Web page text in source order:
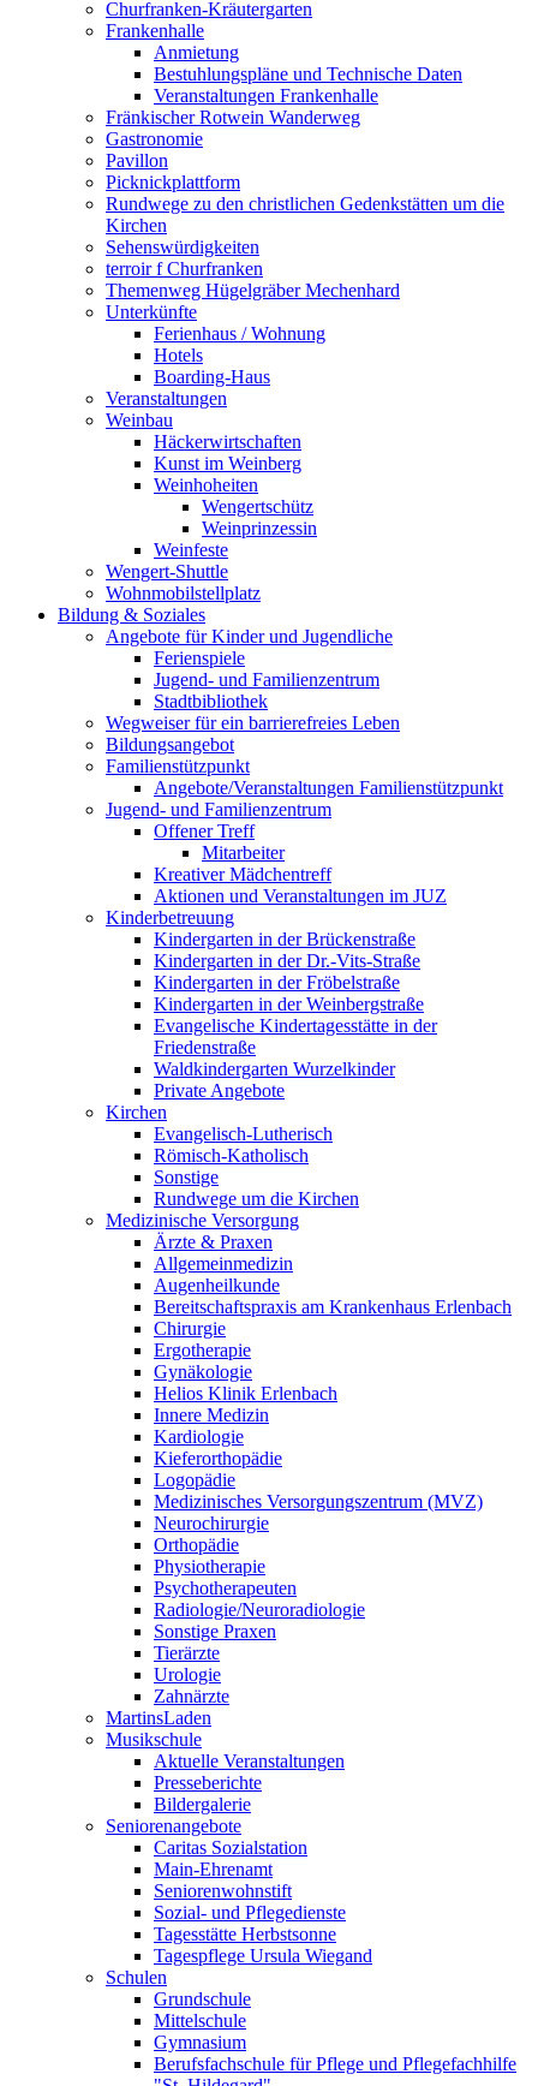
Churfranken-Kräutergarten
Frankenhalle
Anmietung
Bestuhlungspläne und Technische Daten
Veranstaltungen Frankenhalle
Fränkischer Rotwein Wanderweg
Gastronomie
Pavillon
Picknickplattform
Rundwege zu den christlichen Gedenkstätten um die
Kirchen
Sehenswürdigkeiten
terroir f Churfranken
Themenweg Hügelgräber Mechenhard
Unterkünfte
Ferienhaus / Wohnung
Hotels
Boarding-Haus
Veranstaltungen
Weinbau
Häckerwirtschaften
Kunst im Weinberg
Weinhoheiten
Wengertschütz
Weinprinzessin
Weinfeste
Wengert-Shuttle
Wohnmobilstellplatz
Bildung & Soziales
Angebote für Kinder und Jugendliche
Ferienspiele
Jugend- und Familienzentrum
Stadtbibliothek
Wegweiser für ein barrierefreies Leben
Bildungsangebot
Familienstützpunkt
Angebote/Veranstaltungen Familienstützpunkt
Jugend- und Familienzentrum
Offener Treff
Mitarbeiter
Kreativer Mädchentreff
Aktionen und Veranstaltungen im JUZ
Kinderbetreuung
Kindergarten in der Brückenstraße
Kindergarten in der Dr.-Vits-Straße
Kindergarten in der Fröbelstraße
Kindergarten in der Weinbergstraße
Evangelische Kindertagesstätte in der
Friedenstraße
Waldkindergarten Wurzelkinder
Private Angebote
Kirchen
Evangelisch-Lutherisch
Römisch-Katholisch
Sonstige
Rundwege um die Kirchen
Medizinische Versorgung
Ärzte & Praxen
Allgemeinmedizin
Augenheilkunde
Bereitschaftspraxis am Krankenhaus Erlenbach
Chirurgie
Ergotherapie
Gynäkologie
Helios Klinik Erlenbach
Innere Medizin
Kardiologie
Kieferorthopädie
Logopädie
Medizinisches Versorgungszentrum (MVZ)
Neurochirurgie
Orthopädie
Physiotherapie
Psychotherapeuten
Radiologie/Neuroradiologie
Sonstige Praxen
Tierärzte
Urologie
Zahnärzte
MartinsLaden
Musikschule
Aktuelle Veranstaltungen
Presseberichte
Bildergalerie
Seniorenangebote
Caritas Sozialstation
Main-Ehrenamt
Seniorenwohnstift
Sozial- und Pflegedienste
Tagesstätte Herbstsonne
Tagespflege Ursula Wiegand
Schulen
Grundschule
Mittelschule
Gymnasium
Berufsfachschule für Pflege und Pflegefachhilfe